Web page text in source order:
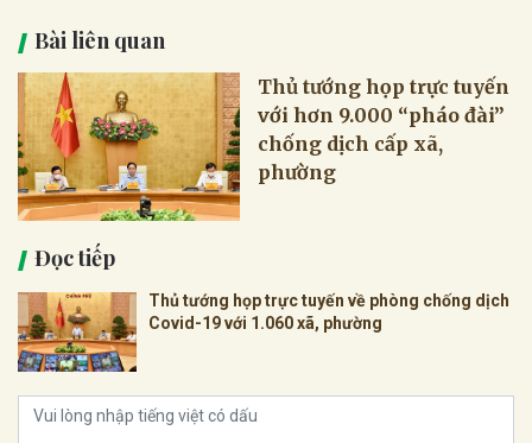
Bài liên quan
Thủ tướng họp trực tuyến
với hơn 9.000 “pháo đài”
chống dịch cấp xã,
phường
Đọc tiếp
Thủ tướng họp trực tuyến về phòng chống dịch
Covid-19 với 1.060 xã, phường